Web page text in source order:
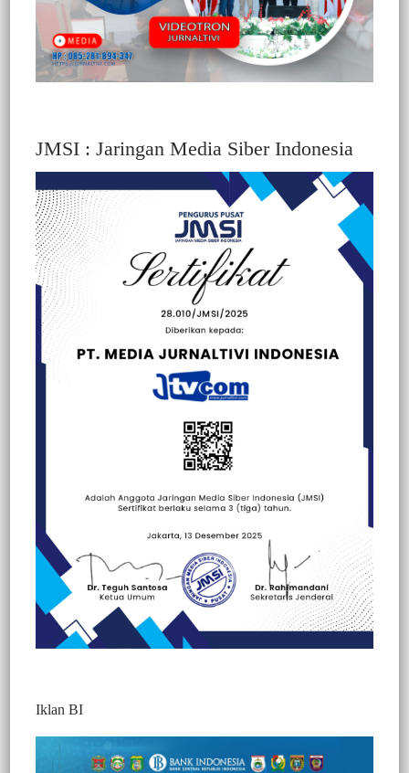
Pemkab Enrekang Alokasikan Rp2,1 Miliar
untuk Tambahan Dua Unit Mobil Damkar
JMSI : Jaringan Media Siber Indonesia
Iklan BI